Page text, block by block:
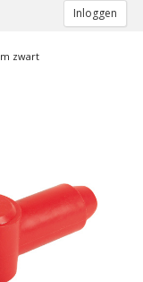
Inloggen
zwart